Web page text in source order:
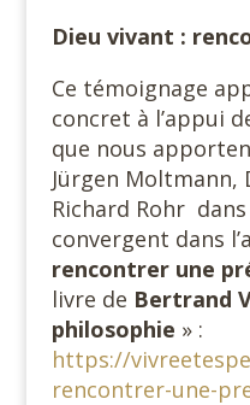
Dieu vivant :
Ce témoignage
concret à l’appui
que nous
Jürgen Moltmann,
Richard Rohr
convergent dans
rencontrer une
livre de Bertrand
philosophie » :
https://
rencontrer-une-